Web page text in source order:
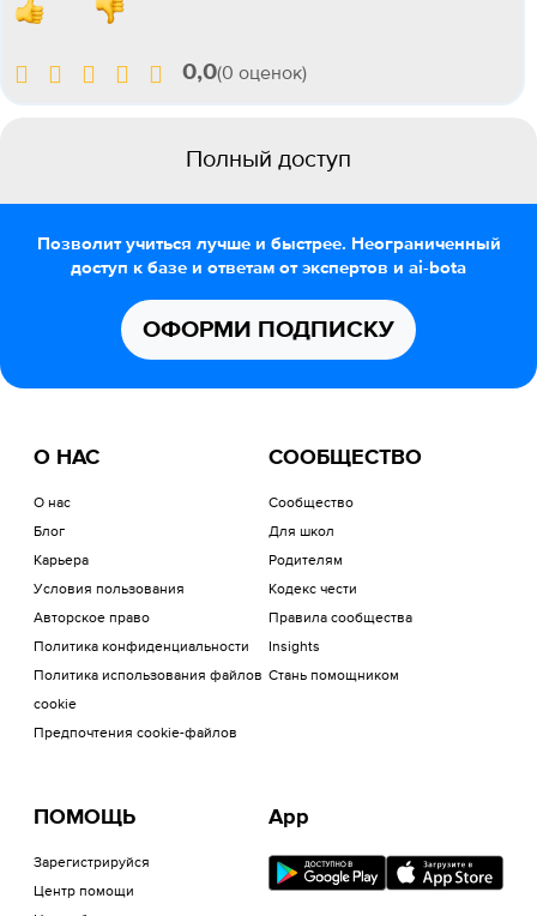
0,0(0 оценок)
Полный доступ
Позволит учиться лучше и быстрее. Неограниченный
доступ к базе и ответам от экспертов и ai-bota
ОФОРМИ ПОДПИСКУ
О НАС
О нас
Блог
Карьера
Условия пользования
Авторское право
Политика конфиденциальности
Политика использования файлов
cookie
Предпочтения cookie-файлов
СООБЩЕСТВО
Сообщество
Для школ
Родителям
Кодекс чести
Правила сообщества
Insights
Стань помощником
ПОМОЩЬ
Зарегистрируйся
Центр помощи
App